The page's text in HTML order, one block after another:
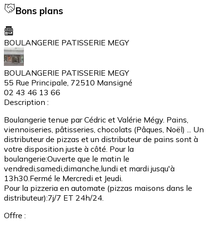
Bons plans
BOULANGERIE PATISSERIE MEGY
BOULANGERIE PATISSERIE MEGY
55 Rue Principale, 72510 Mansigné
02 43 46 13 66
Description :
Boulangerie tenue par Cédric et Valérie Mégy. Pains,
viennoiseries, pâtisseries, chocolats (Pâques, Noël) ... Un
distributeur de pizzas et un distributeur de pains sont à
votre disposition juste à côté. Pour la
boulangerie:Ouverte que le matin le
vendredi,samedi,dimanche,lundi et mardi jusqu'à
13h30.Fermé le Mercredi et Jeudi.
Pour la pizzeria en automate (pizzas maisons dans le
distributeur):7j/7 ET 24h/24.
Offre :